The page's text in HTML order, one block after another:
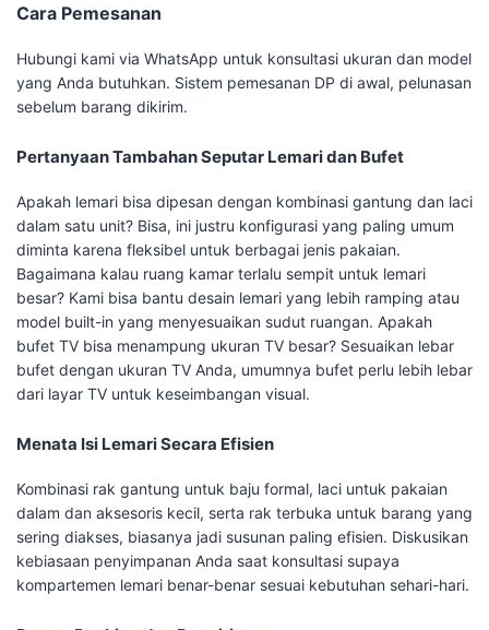
Cara Pemesanan
Hubungi kami via WhatsApp untuk konsultasi ukuran dan model
yang Anda butuhkan. Sistem pemesanan DP di awal, pelunasan
sebelum barang dikirim.
Pertanyaan Tambahan Seputar Lemari dan Bufet
Apakah lemari bisa dipesan dengan kombinasi gantung dan laci
dalam satu unit? Bisa, ini justru konfigurasi yang paling umum
diminta karena fleksibel untuk berbagai jenis pakaian.
Bagaimana kalau ruang kamar terlalu sempit untuk lemari
besar? Kami bisa bantu desain lemari yang lebih ramping atau
model built-in yang menyesuaikan sudut ruangan. Apakah
bufet TV bisa menampung ukuran TV besar? Sesuaikan lebar
bufet dengan ukuran TV Anda, umumnya bufet perlu lebih lebar
dari layar TV untuk keseimbangan visual.
Menata Isi Lemari Secara Efisien
Kombinasi rak gantung untuk baju formal, laci untuk pakaian
dalam dan aksesoris kecil, serta rak terbuka untuk barang yang
sering diakses, biasanya jadi susunan paling efisien. Diskusikan
kebiasaan penyimpanan Anda saat konsultasi supaya
kompartemen lemari benar-benar sesuai kebutuhan sehari-hari.